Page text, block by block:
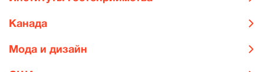
Канада
Мода и дизайн